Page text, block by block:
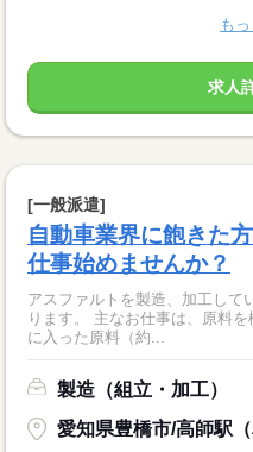
も
求人
[一般派遣]
自動車業界に飽きた
仕事始めませんか？
アスファルトを製造、加工して
ります。 主なお仕事は、原料を機械に投入する作業になります。 袋
に入った原料（約...
製造（組立・加工）
愛知県豊橋市/高師駅（